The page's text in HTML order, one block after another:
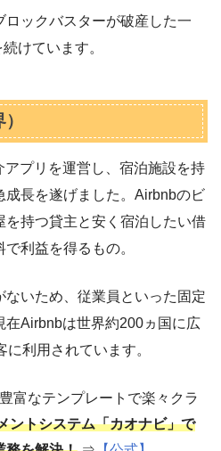
ロックバスターが破産した一
けています。
プリを運営し、宿泊施設を持
成長を遂げました。Airbnbのビ
を持つ貸主と安く宿泊したい借
利益を得るもの。
いため、従業員といった固定
在Airbnbは世界約200ヵ国に広
利用されています。
富なテンプレートで楽々クラ
ントシステム「カオナビ」で